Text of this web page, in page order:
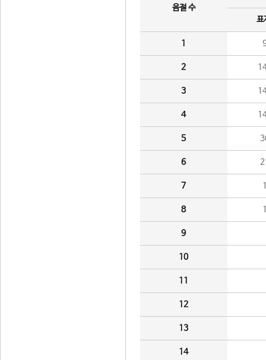
음절 수
표
1
2
3
4
5
6
7
8
9
10
11
12
13
14